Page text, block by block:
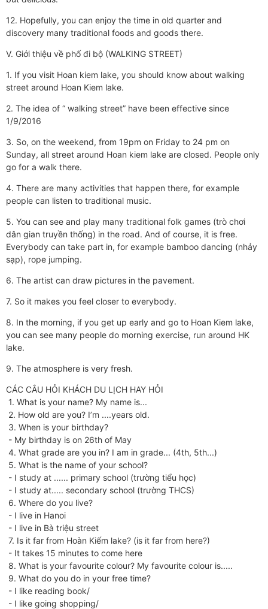
12. Hopefully, you can enjoy the time in old quarter and
discovery many traditional foods and goods there.
V. Giới thiệu về phố đi bộ (WALKING STREET)
1. If you visit Hoan kiem lake, you should know about walking
street around Hoan Kiem lake.
2. The idea of “ walking street” have been effective since
1/9/2016
3. So, on the weekend, from 19pm on Friday to 24 pm on
Sunday, all street around Hoan kiem lake are closed. People only
go for a walk there.
4. There are many activities that happen there, for example
people can listen to traditional music.
5. You can see and play many traditional folk games (trò chơi
dân gian truyền thống) in the road. And of course, it is free.
Everybody can take part in, for example bamboo dancing (nhảy
sạp), rope jumping.
6. The artist can draw pictures in the pavement.
7. So it makes you feel closer to everybody.
8. In the morning, if you get up early and go to Hoan Kiem lake,
you can see many people do morning exercise, run around HK
lake.
9. The atmosphere is very fresh.
CÁC CÂU HỎI KHÁCH DU LỊCH HAY HỎI
1. What is your name? My name is...
2. How old are you? I’m ....years old.
3. When is your birthday?
- My birthday is on 26th of May
4. What grade are you in? I am in grade... (4th, 5th...)
5. What is the name of your school?
- I study at ...... primary school (trường tiểu học)
- I study at..... secondary school (trường THCS)
6. Where do you live?
- I live in Hanoi
- I live in Bà triệu street
7. Is it far from Hoàn Kiếm lake? (is it far from here?)
- It takes 15 minutes to come here
8. What is your favourite colour? My favourite colour is.....
9. What do you do in your free time?
- I like reading book/
- I like going shopping/